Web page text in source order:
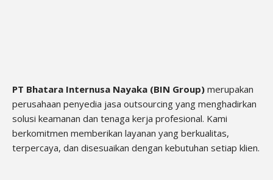
PT Bhatara Internusa Nayaka (BIN Group) merupakan
perusahaan penyedia jasa outsourcing yang menghadirkan
solusi keamanan dan tenaga kerja profesional. Kami
berkomitmen memberikan layanan yang berkualitas,
terpercaya, dan disesuaikan dengan kebutuhan setiap klien.